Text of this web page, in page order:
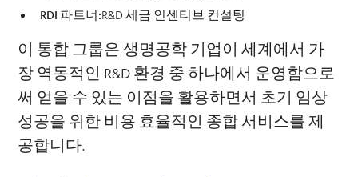
RDI 파트너:R&D 세금 인센티브 컨설팅
이 통합 그룹은 생명공학 기업이 세계에서 가
장 역동적인 R&D 환경 중 하나에서 운영함으로
써 얻을 수 있는 이점을 활용하면서 초기 임상
성공을 위한 비용 효율적인 종합 서비스를 제
공합니다.